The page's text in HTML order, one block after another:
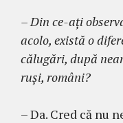
– Din ce-aţi
aco­lo, există o
călugări, după
ruşi, români?
– Da. Cred că nu